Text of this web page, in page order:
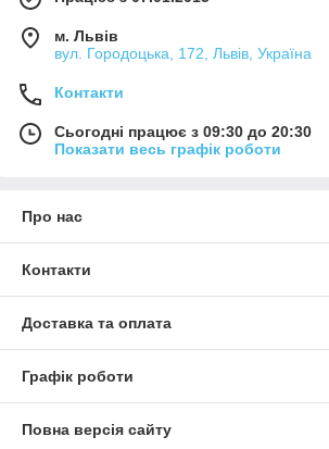
м. Львів
вул. Городоцька, 172, Львів, Україна
Контакти
Сьогодні працює з 09:30 до 20:30
Показати весь графік роботи
Про нас
Контакти
Доставка та оплата
Графік роботи
Повна версія сайту